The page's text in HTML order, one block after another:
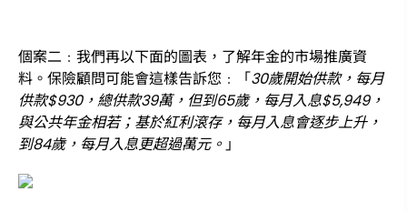
個案二﹕我們再以下面的圖表，了解年金的市場推廣資
料。保險顧問可能會這樣告訴您﹕「30歲開始供款，每月
供款$930，總供款39萬，但到65歲，每月入息$5,949，
與公共年金相若；基於紅利滾存，每月入息會逐步上升，
到84歲，每月入息更超過萬元。」